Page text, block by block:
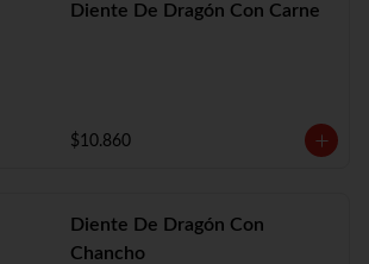
Diente De Dragón Con Carne
$10.860
Diente De Dragón Con
Chancho